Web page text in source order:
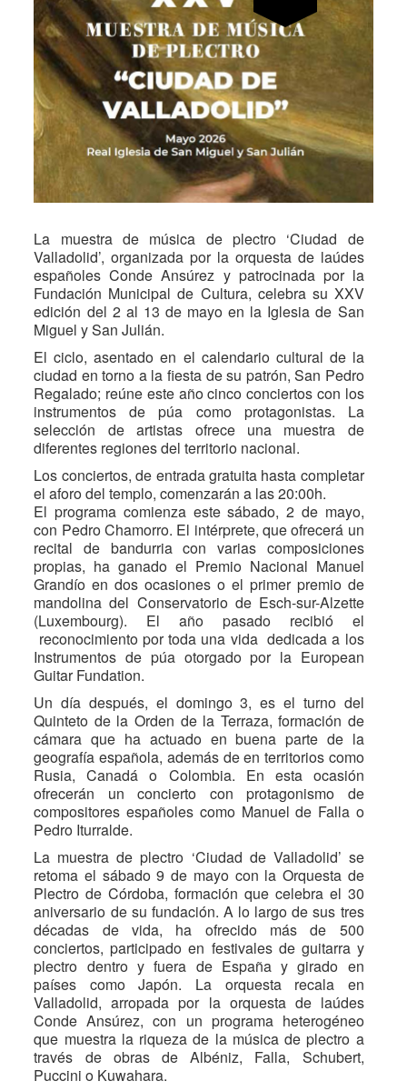
La muestra de música de plectro ‘Ciudad de
Valladolid’, organizada por la orquesta de laúdes
españoles Conde Ansúrez y patrocinada por la
Fundación Municipal de Cultura, celebra su XXV
edición del 2 al 13 de mayo en la Iglesia de San
Miguel y San Julián.
El ciclo, asentado en el calendario cultural de la
ciudad en torno a la fiesta de su patrón, San Pedro
Regalado; reúne este año cinco conciertos con los
instrumentos de púa como protagonistas. La
selección de artistas ofrece una muestra de
diferentes regiones del territorio nacional.
Los conciertos, de entrada gratuita hasta completar
el aforo del templo, comenzarán a las 20:00h.
El programa comienza este sábado, 2 de mayo,
con Pedro Chamorro. El intérprete, que ofrecerá un
recital de bandurria con varias composiciones
propias, ha ganado el Premio Nacional Manuel
Grandío en dos ocasiones o el primer premio de
mandolina del Conservatorio de Esch-sur-Alzette
(Luxembourg). El año pasado recibió el
reconocimiento por toda una vida dedicada a los
Instrumentos de púa otorgado por la European
Guitar Fundation.
Un día después, el domingo 3, es el turno del
Quinteto de la Orden de la Terraza, formación de
cámara que ha actuado en buena parte de la
geografía española, además de en territorios como
Rusia, Canadá o Colombia. En esta ocasión
ofrecerán un concierto con protagonismo de
compositores españoles como Manuel de Falla o
Pedro Iturralde.
La muestra de plectro ‘Ciudad de Valladolid’ se
retoma el sábado 9 de mayo con la Orquesta de
Plectro de Córdoba, formación que celebra el 30
aniversario de su fundación. A lo largo de sus tres
décadas de vida, ha ofrecido más de 500
conciertos, participado en festivales de guitarra y
plectro dentro y fuera de España y girado en
países como Japón. La orquesta recala en
Valladolid, arropada por la orquesta de laúdes
Conde Ansúrez, con un programa heterogéneo
que muestra la riqueza de la música de plectro a
través de obras de Albéniz, Falla, Schubert,
Puccini o Kuwahara.